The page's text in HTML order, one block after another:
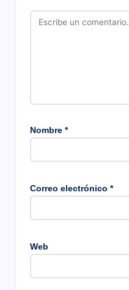
Nombre *
Correo electrónico *
Web